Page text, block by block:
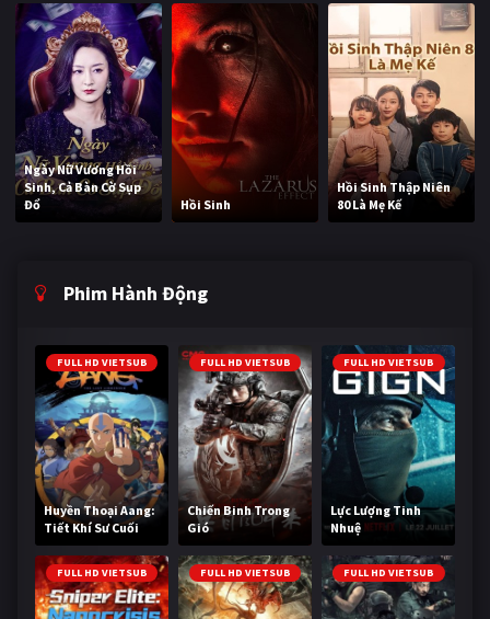
Ngày Nữ Vương Hồi
Sinh, Cả Bàn Cờ Sụp
Đổ
Hồi Sinh
Hồi Sinh Thập Niên
80 Là Mẹ Kế
Phim Hành Động
FULL HD VIETSUB
Huyền Thoại Aang:
Tiết Khí Sư Cuối
Cùng
FULL HD VIETSUB
Chiến Binh Trong
Gió
FULL HD VIETSUB
Lực Lượng Tinh
Nhuệ
FULL HD VIETSUB FULL HD VIETSUB FULL HD VIETSUB